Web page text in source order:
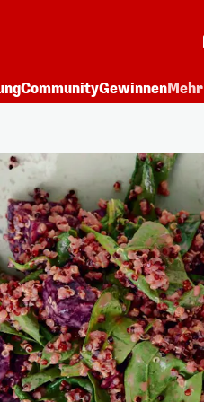
CommunityGewinnenMehr